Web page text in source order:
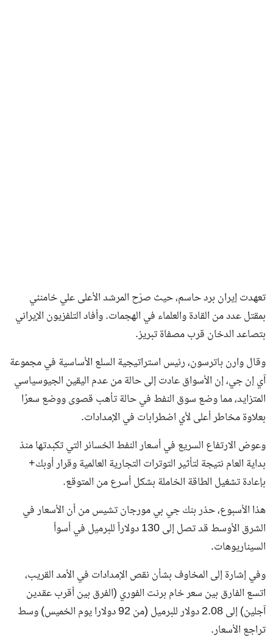
تعهدت إيران برد حاسم، حيث صرّح المرشد الأعلى علي خامنئي
بمقتل عدد من القادة والعلماء في الهجمات. وأفاد التلفزيون الإيراني
بتصاعد الدخان قرب مصفاة تبريز.
وقال وارن باترسون، رئيس استراتيجية السلع الأساسية في مجموعة
آي إن جي، إن الأسواق عادت إلى حالة من عدم اليقين الجيوسياسي
المتزايد، مما وضع سوق النفط في حالة تأهب قصوى ووضع سعرًا
بعلاوة مخاطر أعلى لأي اضطرابات في الإمدادات.
وعوض الارتفاع السريع في أسعار النفط الخسائر التي تكبدتها منذ
بداية العام نتيجة لتأثير التوترات التجارية العالمية وقرار أوبك+
بإعادة تشغيل الطاقة الخاملة بشكل أسرع من المتوقع.
هذا الأسبوع، حذر بنك جي بي مورجان تشيس من أن الأسعار في
الشرق الأوسط قد تصل إلى 130 دولاراً للبرميل في أسوأ
السيناريوهات.
وفي إشارة إلى المخاوف بشأن نقص الإمدادات في الأمد القريب،
اتسع الفارق بين سعر خام برنت الفوري (الفرق بين أقرب عقدين
آجلين) إلى 2.08 دولار للبرميل (من 92 دولارا يوم الخميس) وسط
تراجع الأسعار.